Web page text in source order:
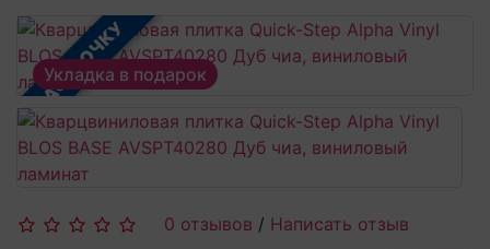
Посмотреть все категории
Аксессуары для напольных покрытий
Посмотреть все категории
Посмотреть все категории
В РАССРОЧКУ
Укладка в подарок
0 отзывов / Написать отзыв